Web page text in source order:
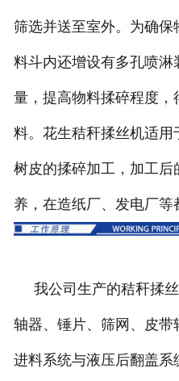
筛选并送至室外。为确
料斗内还增设有多孔喷
量，提高物料揉碎程度
料。花生秸秆揉丝机适用
树皮的揉碎加工，加工
养，在造纸厂、发电厂等
我公司生产的秸秆揉丝
轴器、锤片、筛网、皮
进料系统与液压后翻盖